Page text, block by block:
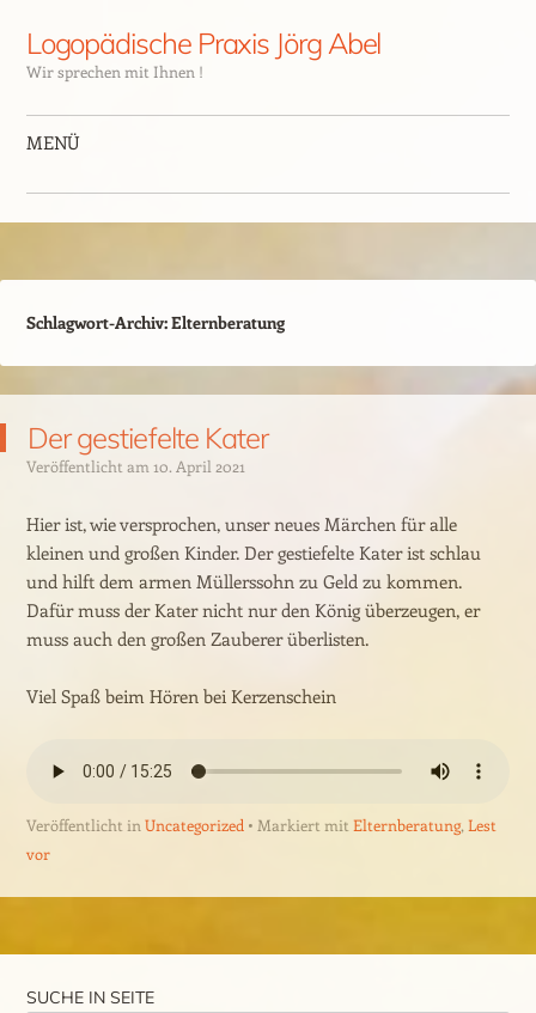
Logopädische Praxis Jörg Abel
Wir sprechen mit Ihnen !
MENÜ
Schlagwort-Archiv:Elternberatung
Der gestiefelte Kater
Veröffentlicht am 10. April 2021
Hier ist, wie versprochen, unser neues Märchen für alle
kleinen und großen Kinder. Der gestiefelte Kater ist schlau
und hilft dem armen Müllerssohn zu Geld zu kommen.
Dafür muss der Kater nicht nur den König überzeugen, er
muss auch den großen Zauberer überlisten.
Viel Spaß beim Hören bei Kerzenschein
Veröffentlicht in Uncategorized Markiert mit Elternberatung, Lest
vor
SUCHE IN SEITE